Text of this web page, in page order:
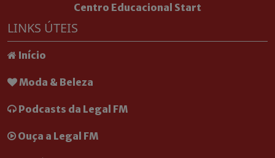
Centro Educacional Start
LINKS ÚTEIS
Início
Moda & Beleza
Podcasts da Legal FM
Ouça a Legal FM